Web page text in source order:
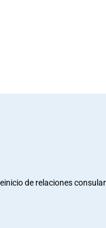
de relaciones